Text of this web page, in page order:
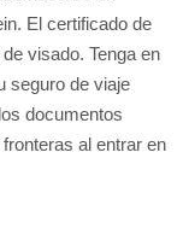
El certificado de
visado. Tenga en
seguro de viaje
documentos
al entrar en